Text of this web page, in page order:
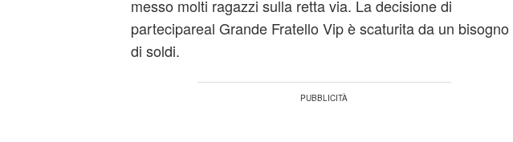
messo molti ragazzi sulla retta via. La decisione di
partecipareal Grande Fratello Vip è scaturita da un bisogno
di soldi.